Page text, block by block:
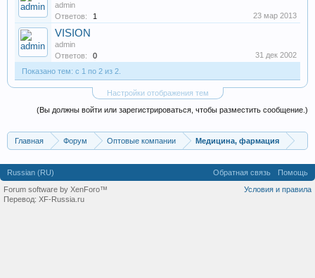
admin
Ответов:
1 23 мар 2013
VISION
admin
Ответов:
0
31 дек 2002
Показано тем: с 1 по 2 из 2.
Настройки отображения тем
(Вы должны войти или зарегистрироваться, чтобы разместить сообщение.)
Главная Форум Оптовые компании Медицина, фармация
Russian (RU) Обратная связь
Помощь
Условия и правила
Forum software by XenForo™
Перевод: XF-Russia.ru